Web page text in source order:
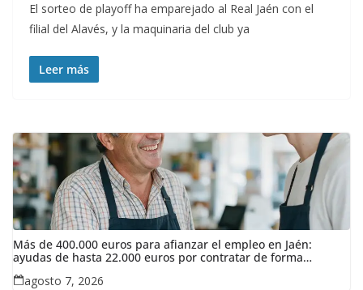
El sorteo de playoff ha emparejado al Real Jaén con el
filial del Alavés, y la maquinaria del club ya
Leer más
Más de 400.000 euros para afianzar el empleo en Jaén:
ayudas de hasta 22.000 euros por contratar de forma
indefinida
agosto 7, 2026